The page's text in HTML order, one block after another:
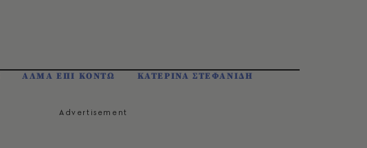
ΑΛΜΑ ΕΠΙ ΚΟΝΤΩ ΚΑΤΕΡΙΝΑ ΣΤΕΦΑΝΙΔΗ